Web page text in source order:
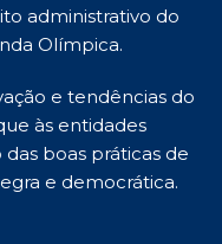
administrativo do
Olímpica.
e tendências do
às entidades
boas práticas de
e democrática.